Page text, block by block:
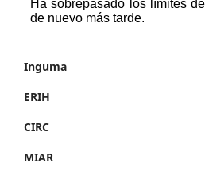
Inguma
ERIH
CIRC
MIAR